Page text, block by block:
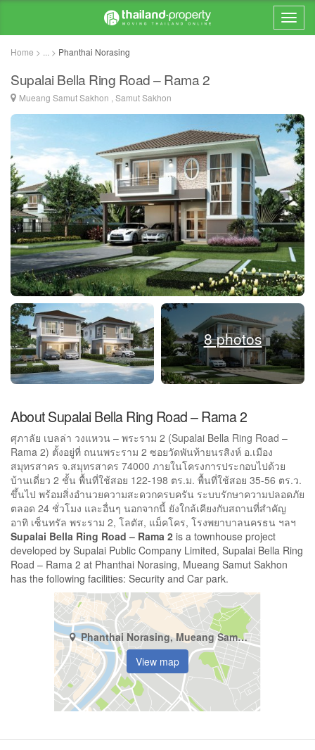
Home > ... > Phanthai Norasing
Supalai Bella Ring Road – Rama 2
Mueang Samut Sakhon , Samut Sakhon
8 photos
About Supalai Bella Ring Road – Rama 2
ศุภาลัย เบลล่า วงแหวน – พระราม 2 (Supalai Bella Ring Road –
Rama 2) ตั้งอยู่ที่ ถนนพระราม 2 ซอยวัดพันท้ายนรสิงห์ อ.เมือง
สมุทรสาคร จ.สมุทรสาคร 74000 ภายในโครงการประกอบไปด้วย
บ้านเดี่ยว 2 ชั้น พื้นที่ใช้สอย 122-198 ตร.ม. พื้นที่ใช้สอย 35-56 ตร.ว.
ขึ้นไป พร้อมสิ่งอำนวยความสะดวกครบครัน ระบบรักษาความปลอดภัย
ตลอด 24 ชั่วโมง และอื่นๆ นอกจากนี้ ยังใกล้เคียงกับสถานที่สำคัญ
อาทิ เซ็นทรัล พระราม 2, โลตัส, แม็คโคร, โรงพยาบาลนครธน ฯลฯ
Supalai Bella Ring Road – Rama 2 is a townhouse project
developed by Supalai Public Company Limited, Supalai Bella Ring
Road – Rama 2 at Phanthai Norasing, Mueang Samut Sakhon
has the following facilities: Security and Car park.
Phanthai Norasing, Mueang Samut Sakhon, Samut Sakhon
View map